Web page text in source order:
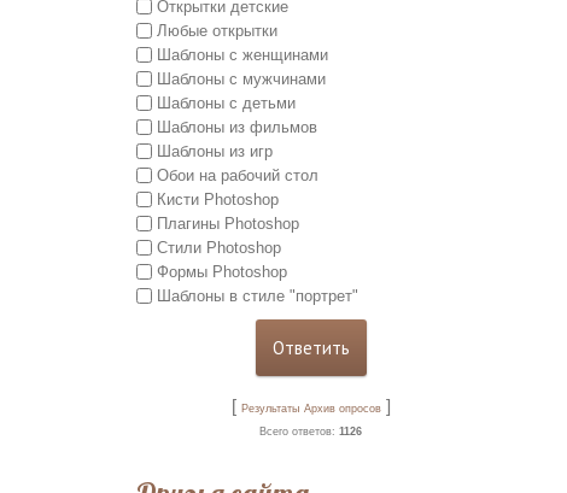
Открытки детские
Любые открытки
Шаблоны с женщинами
Шаблоны с мужчинами
Шаблоны с детьми
Шаблоны из фильмов
Шаблоны из игр
Обои на рабочий стол
Кисти Photoshop
Плагины Photoshop
Стили Photoshop
Формы Photoshop
Шаблоны в стиле "портрет"
[ Результаты Архив опросов]
Всего ответов:1126